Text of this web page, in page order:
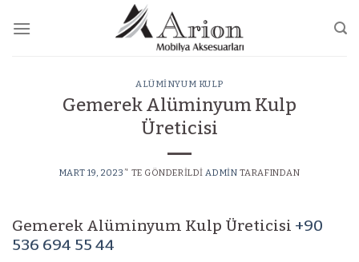
ALÜMINYUM KULP
Gemerek Alüminyum Kulp
Üreticisi
MART 19, 2023 ’' TE GÖNDERILDI ADMIN TARAFINDAN
Gemerek Alüminyum Kulp Üreticisi +90
536 694 55 44